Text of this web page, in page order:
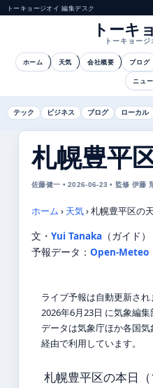
トーキョージオイ 編集デスク
トーキ
トーキョー
ホーム 天気 会社概要 ブログ
ニュ
テック ビジネス ブログ ローカル
札幌豊平
佐藤健一 • 2026-06-23 • 監修 伊藤
ホーム › 天気›札幌豊平区の
文・ Yui Tanaka （ガイド）
予報データ： Open-Meteo
ライブ予報は自動更新さ
2026年6月23日 に気象編集
データは気象庁ほか各国
経由で利用しています。
札幌豊平区の本日（